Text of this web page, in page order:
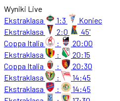
Wyniki Live
Ekstraklasa
1:3
Koniec
Ekstraklasa
2:0
45'
Coppa Italia
:
20:00
Ekstraklasa
:
20:15
Coppa Italia
:
20:30
Ekstraklasa
:
14:45
Ekstraklasa
:
14:45